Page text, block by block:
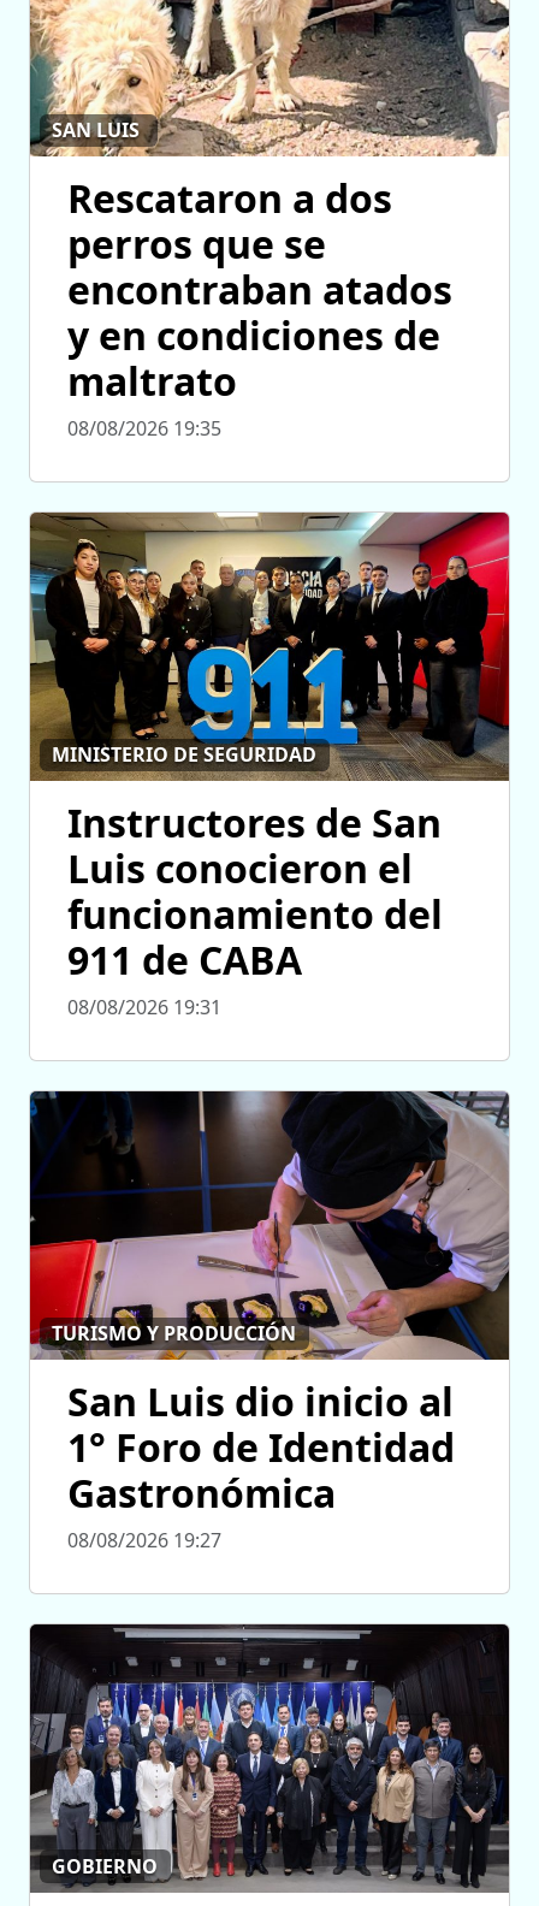
SAN LUIS
Rescataron a dos
perros que se
encontraban atados
y en condiciones de
maltrato
08/08/2026 19:35
MINISTERIO DE SEGURIDAD
Instructores de San
Luis conocieron el
funcionamiento del
911 de CABA
08/08/2026 19:31
TURISMO Y PRODUCCIÓN
San Luis dio inicio al
1° Foro de Identidad
Gastronómica
08/08/2026 19:27
GOBIERNO